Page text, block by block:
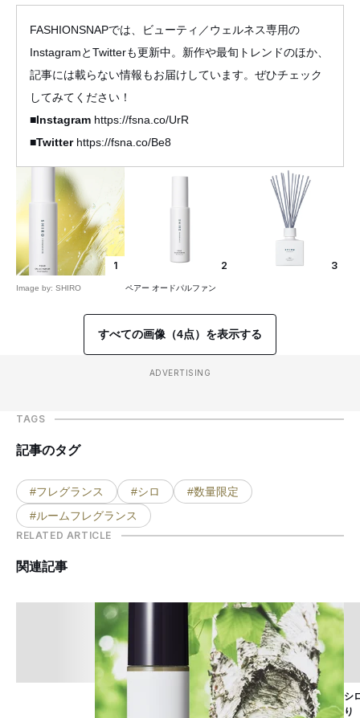
FASHIONSNAPでは、ビューティ／ウェルネス専用の
InstagramとTwitterも更新中。新作や最旬トレンドのほか、
記事には載らない情報もお届けしています。ぜひチェック
してみてください！
■Instagram https://fsna.co/UrR
■Twitterhttps://fsna.co/Be8
1
Image by: SHIRO
2
ペアー オードパルファン
3
すべての画像（4点）を表示する
ADVERTISING
TAGS
記事のタグ
#フレグランス #シロ
#数量限定
#ルームフレグランス
RELATED ARTICLE
関連記事
シ
り